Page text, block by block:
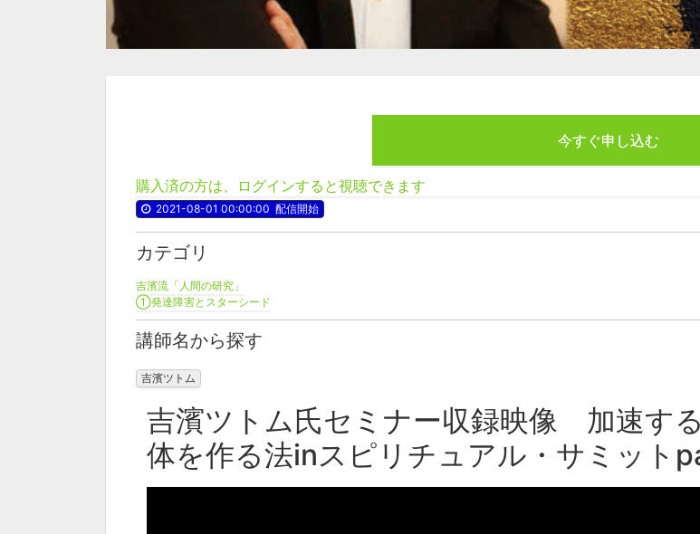
今すぐ申し込む
購入済の方は、ログインすると視聴できます
2021-08-01 00:00:00 配信開始
カテゴリ
吉濱流「人間の研究」
①発達障害とスターシード
講師名から探す
吉濱ツトム
吉濱ツトム氏セミナー収録映像 加速す
体を作る法inスピリチュアル・サミット